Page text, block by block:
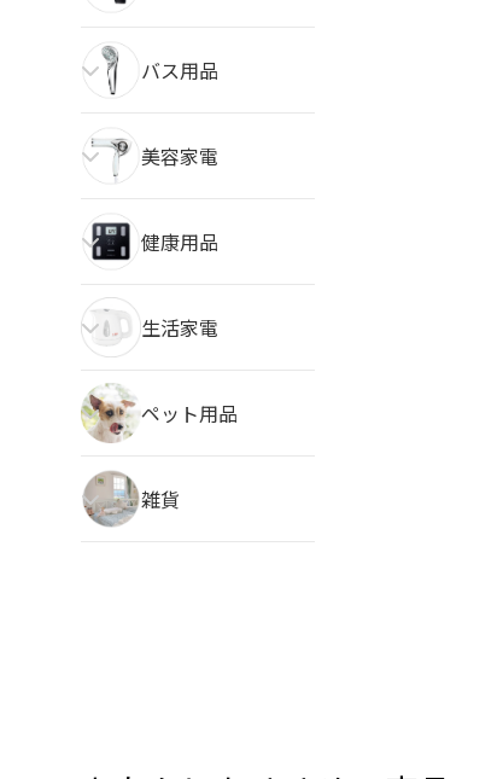
バス用品
美容家電
健康用品
生活家電
ペット用品
雑貨